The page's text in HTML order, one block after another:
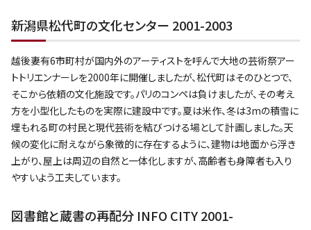
新潟県松代町の文化センター 2001-2003
越後妻有6市町村が国内外のアーティストを呼んで大地の芸術祭アー
トトリエンナーレを2000年に開催しましたが、松代町はそのひとつで、
そこから依頼の文化施設です。パリのコンペは負けましたが、その考え
方を小型化したものを実際に建設中です。夏は米作、冬は3mの積雪に
埋もれる町の村民と現代芸術を結びつける場として計画しました。天
候の変化に耐えながら象徴的に存在するように、建物は地面から浮き
上がり、屋上は周辺の自然と一体化しますが、高齢者も身障者も入り
やすいよう工夫しています。
図書館と蔵書の再配分 INFO CITY 2001-